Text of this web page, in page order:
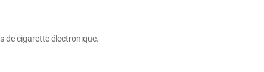
de cigarette électronique.